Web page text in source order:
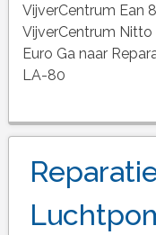
VijverCentrum Ean
VijverCentrum Nitto
Euro Ga naar
LA-80